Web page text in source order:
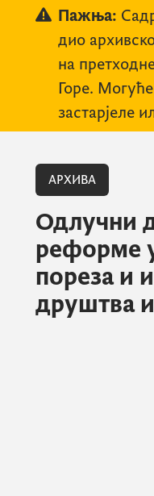
Пажња:
дио
на
Горе.
застарјеле
АРХИВА
Одлучни
реформе
пореза и
друштва